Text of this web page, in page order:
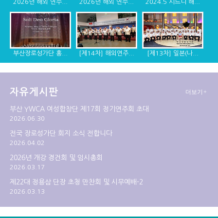
2026년 해외 연주... 2026년 해외 연주... 2024.5 시드니 해...
부산장로성가단 홍... [제14차] 해외연주... [제13차] 일본(나...
[제12차] 2014년 ... [제11차] 미국 디... [제10차] 캐나다, ...
자유게시판 더보기+
부산 YWCA 여성합창단 제17회 정기연주회 초대
2026.06.30
전국 장로성가단 회지 소식 전합니다
2026.04.02
2026년 개강 경건회 및 임시총회
2026.03.17
제22대 정용삼 단장 초청 만찬회 및 시무예배-2
2026.03.13